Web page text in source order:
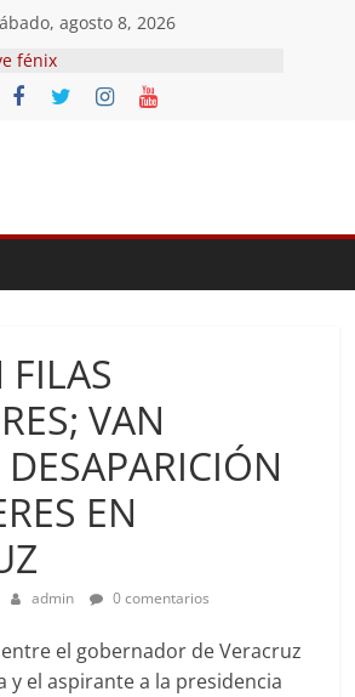
agosto 8, 2026
segundo (Del II Tomo del
fénix
no existe?
FILAS
VAN
EN
admin 0 comentarios
el gobernador de Veracruz
y el aspirante a la presidencia